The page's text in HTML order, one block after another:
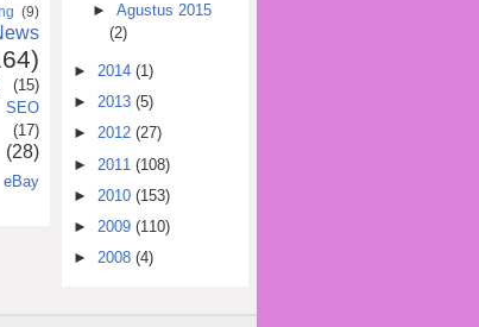
(9)
(15)
SEO
(17)
(28)
eBay
► Agustus 2015
(2)
► 2014 (1)
►2013 (5)
►2012 (27)
► 2011 (108)
► 2010 (153)
►2009 (110)
►2008 (4)